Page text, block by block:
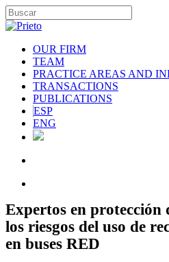
OUR FIRM
TEAM
PRACTICE AREAS AND
TRANSACTIONS
PUBLICATIONS
ESP
ENG
Expertos en protección
los riesgos del uso de
en buses RED